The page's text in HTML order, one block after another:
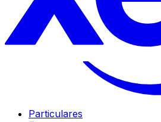
Particulares